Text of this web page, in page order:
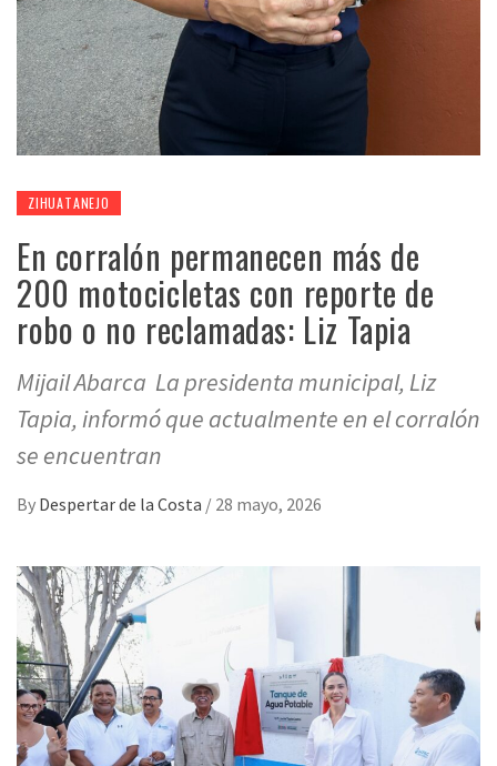
ZIHUATANEJO
En corralón permanecen más de
200 motocicletas con reporte de
robo o no reclamadas: Liz Tapia
Mijail Abarca La presidenta municipal, Liz
Tapia, informó que actualmente en el corralón
se encuentran
By Despertar de la Costa / 28 mayo, 2026